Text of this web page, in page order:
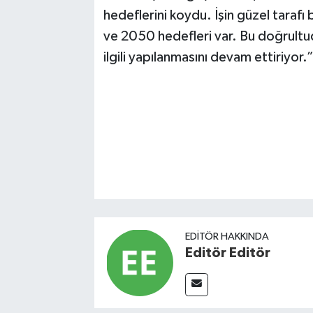
hedeflerini koydu. İşin güzel
ve 2050 hedefleri var. Bu
ilgili yapılanmasını devam
EDITÖR HAKKINDA
Editör Editör